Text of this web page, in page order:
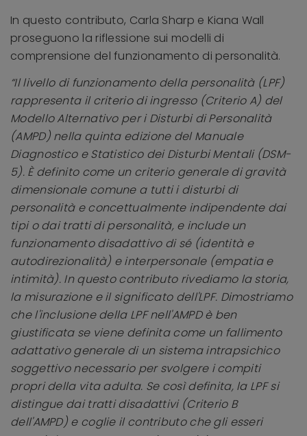
In questo contributo, Carla Sharp e Kiana Wall
proseguono la riflessione sui modelli di
comprensione del funzionamento di personalità.
“Il livello di funzionamento della personalità (LPF)
rappresenta il criterio di ingresso (Criterio A) del
Modello Alternativo per i Disturbi di Personalità
(AMPD) nella quinta edizione del Manuale
Diagnostico e Statistico dei Disturbi Mentali (DSM-
5). È definito come un criterio generale di gravità
dimensionale comune a tutti i disturbi di
personalità e concettualmente indipendente dai
tipi o dai tratti di personalità, e include un
funzionamento disadattivo di sé (identità e
autodirezionalità) e interpersonale (empatia e
intimità). In questo contributo rivediamo la storia,
la misurazione e il significato dell'LPF. Dimostriamo
che l'inclusione della LPF nell'AMPD è ben
giustificata se viene definita come un fallimento
adattativo generale di un sistema intrapsichico
soggettivo necessario per svolgere i compiti
propri della vita adulta. Se così definita, la LPF si
distingue dai tratti disadattivi (Criterio B
dell'AMPD) e coglie il contributo che gli esseri